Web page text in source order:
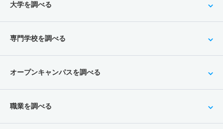
大学を調べる
専門学校を調べる
オープンキャンパスを調べる
職業を調べる